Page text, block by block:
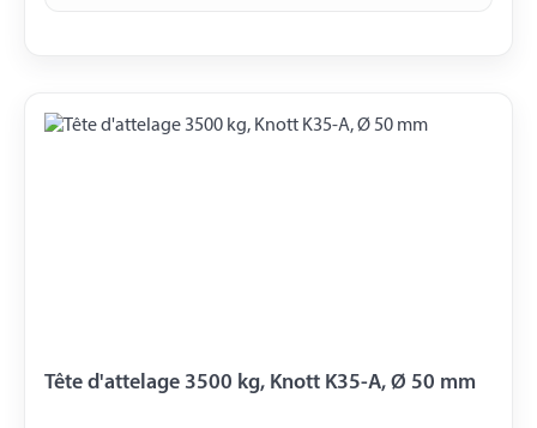
Tête d'attelage 3500 kg, Knott K35-A, Ø 50 mm